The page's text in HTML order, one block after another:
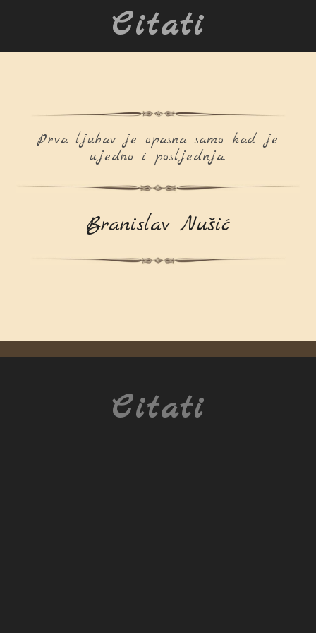
Citati
Prva ljubav je opasna samo kad je
ujedno i posljednja.
Branislav Nušić
Citati